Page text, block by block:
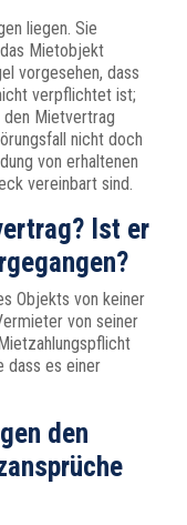
liegen. Sie
Mietobjekt
vorgesehen, dass
verpflichtet ist;
Mietvertrag
nicht doch
von erhaltenen
vereinbart sind.
Ist er
Objekts von keiner
von seiner
dass es einer
den